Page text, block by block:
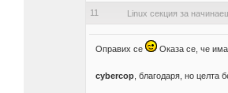
11 Linux секция за
Оправих се Оказа се, че
cybercop, благодаря, но целта